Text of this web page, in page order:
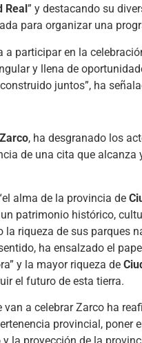
Real ” y destacando su
para organizar una
participar en la
y llena de
juntos”, ha
, ha desgranado los
de una cita que
alma de la provincia de
patrimonio histórico,
riqueza de sus parques
ha ensalzado el
y la mayor riqueza de
el futuro de esta tierra.
a celebrar Zarco ha
provincial,